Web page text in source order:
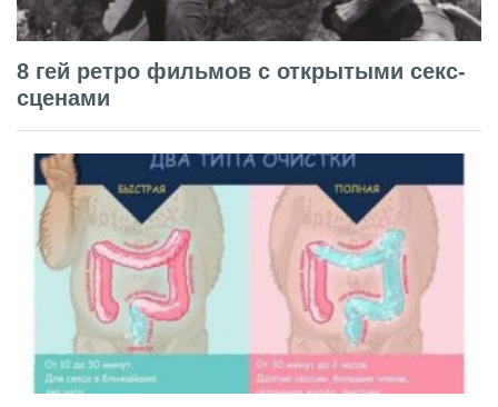
8 гей ретро фильмов с открытыми секс-
сценами